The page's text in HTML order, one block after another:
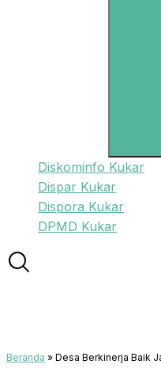
Diskominfo Kukar
Dispar Kukar
Dispora Kukar
DPMD Kukar
Beranda » Desa Berkinerja Baik